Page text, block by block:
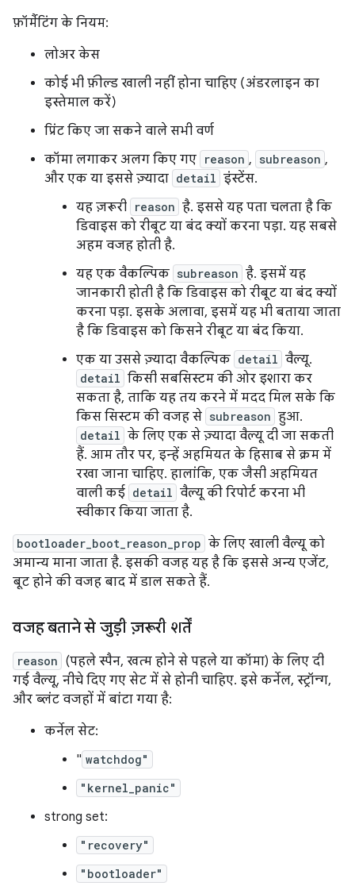
फ़ॉर्मैटिंग के नियम:
लोअर केस
कोई भी फ़ील्ड खाली नहीं होना चाहिए (अंडरलाइन का
इस्तेमाल करें)
प्रिंट किए जा सकने वाले सभी वर्ण
कॉमा लगाकर अलग किए गए reason , subreason ,
और एक या इससे ज़्यादा detail इंस्टेंस.
यह ज़रूरी reason है. इससे यह पता चलता है कि
डिवाइस को रीबूट या बंद क्यों करना पड़ा. यह सबसे
अहम वजह होती है.
यह एक वैकल्पिक subreason है. इसमें यह
जानकारी होती है कि डिवाइस को रीबूट या बंद क्यों
करना पड़ा. इसके अलावा, इसमें यह भी बताया जाता
है कि डिवाइस को किसने रीबूट या बंद किया.
एक या उससे ज़्यादा वैकल्पिक detail वैल्यू.
detail किसी सबसिस्टम की ओर इशारा कर
सकता है, ताकि यह तय करने में मदद मिल सके कि
किस सिस्टम की वजह से subreason हुआ.
detail के लिए एक से ज़्यादा वैल्यू दी जा सकती
हैं. आम तौर पर, इन्हें अहमियत के हिसाब से क्रम में
रखा जाना चाहिए. हालांकि, एक जैसी अहमियत
वाली कई detail वैल्यू की रिपोर्ट करना भी
स्वीकार किया जाता है.
bootloader_boot_reason_prop के लिए खाली वैल्यू को
अमान्य माना जाता है. इसकी वजह यह है कि इससे अन्य एजेंट,
बूट होने की वजह बाद में डाल सकते हैं.
वजह बताने से जुड़ी ज़रूरी शर्तें
reason (पहले स्पैन, खत्म होने से पहले या कॉमा) के लिए दी
गई वैल्यू, नीचे दिए गए सेट में से होनी चाहिए. इसे कर्नेल, स्ट्रॉन्ग,
और ब्लंट वजहों में बांटा गया है:
कर्नेल सेट:
" watchdog"
"kernel_panic"
strong set:
"recovery"
"bootloader"